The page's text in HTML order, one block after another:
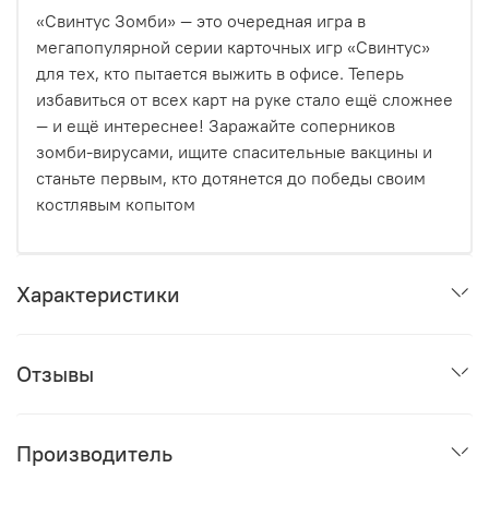
«Свинтус Зомби» — это очередная игра в
мегапопулярной серии карточных игр «Свинтус»
для тех, кто пытается выжить в офисе. Теперь
избавиться от всех карт на руке стало ещё сложнее
— и ещё интереснее! Заражайте соперников
зомби-вирусами, ищите спасительные вакцины и
станьте первым, кто дотянется до победы своим
костлявым копытом
Характеристики
Отзывы
Производитель